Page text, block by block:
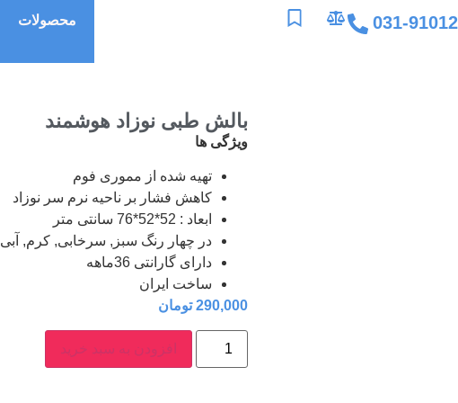
031- محصولات
بالش طبی نوزاد هوشمند
ویژگی ها
تهیه شده از مموری فوم
کاهش فشار بر ناحیه نرم سر نوزاد
ابعاد : 52*52*76 سانتی متر
در چهار رنگ سبز, سرخابی, کرم, آبی
دارای گارانتی 36ماهه
ساخت ایران
290,000 تومان
افزودن به سبد خرید